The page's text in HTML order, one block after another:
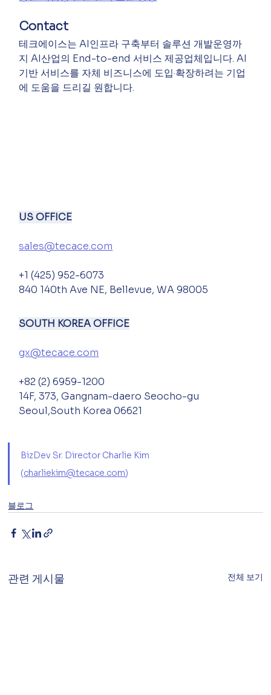
Contact
테크에이스는 AI인프라 구축부터 솔루션 개발운영까
지 AI산업의 End-to-end 서비스 제공업체입니다. AI
기반 서비스를 자체 비즈니스에 도입·확장하려는 기업
에 도움을 드리길 원합니다.
US OFFICE
sales@tecace.com
+1 (425) 952-6073
840 140th Ave NE, Bellevue, WA 98005
SOUTH KOREA OFFICE
gx@tecace.com
+82 (2) 6959-1200
14F, 373, Gangnam-daero Seocho-gu
Seoul,South Korea 06621
BizDev Sr. Director Charlie Kim
(charliekim@tecace.com)
블로그
관련 게시물 전체 보기